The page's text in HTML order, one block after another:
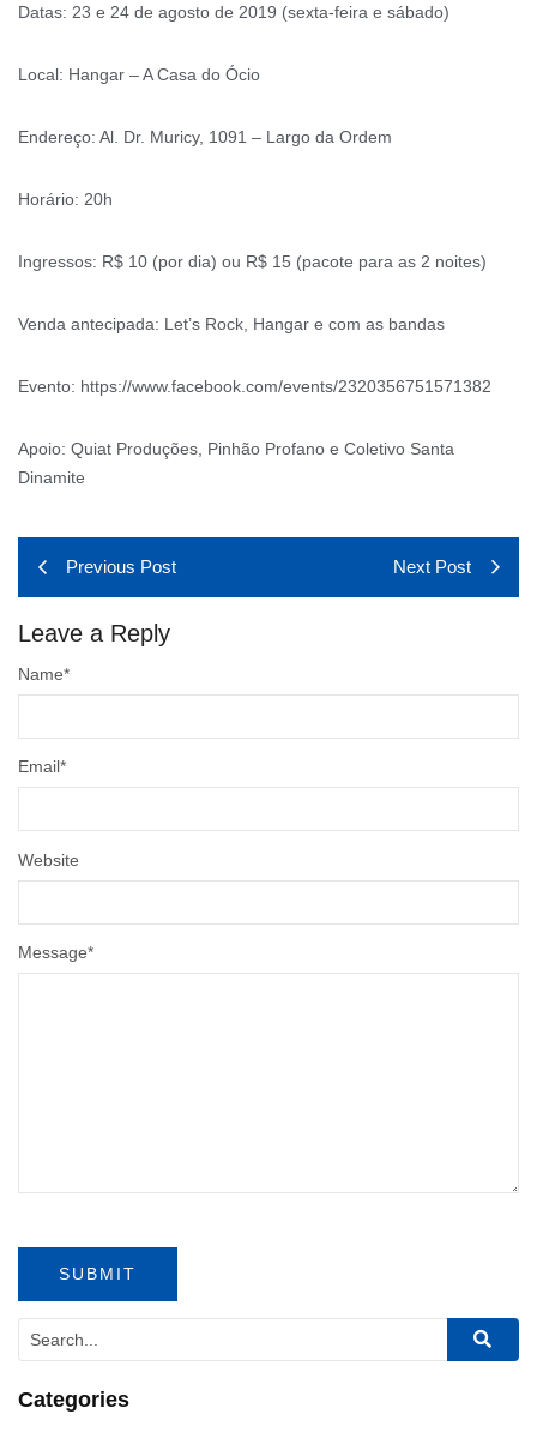
Datas: 23 e 24 de agosto de 2019 (sexta-feira e sábado)
Local: Hangar – A Casa do Ócio
Endereço: Al. Dr. Muricy, 1091 – Largo da Ordem
Horário: 20h
Ingressos: R$ 10 (por dia) ou R$ 15 (pacote para as 2 noites)
Venda antecipada: Let’s Rock, Hangar e com as bandas
Evento: https://www.facebook.com/events/2320356751571382
Apoio: Quiat Produções, Pinhão Profano e Coletivo Santa
Dinamite
Previous Post Next Post
Leave a Reply
Message*
Name*
Email*
Website
Categories